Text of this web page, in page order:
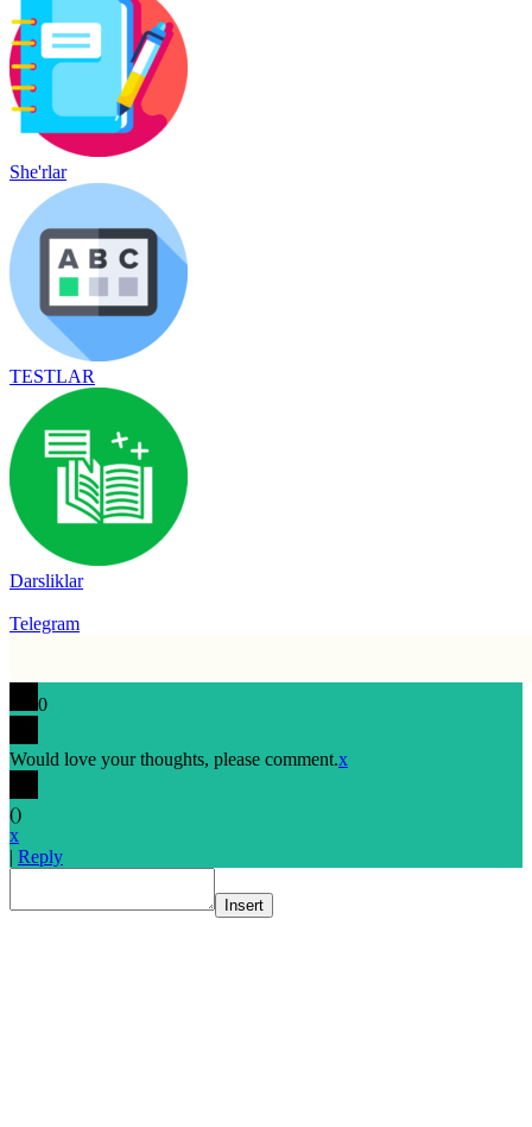
She'rlar
TESTLAR
Darsliklar
Telegram
0
Would love your thoughts, please comment.x
()
x
| Reply
Insert